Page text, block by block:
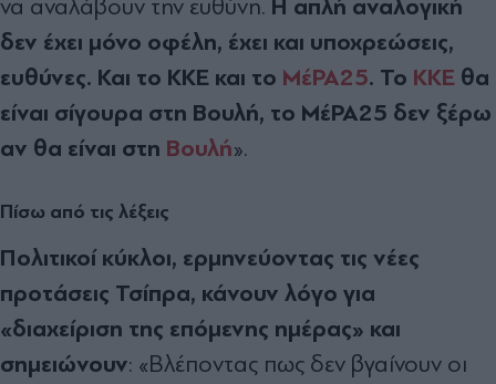
να αναλάβουν την ευθύνη. Η απλή αναλογική
δεν έχει μόνο οφέλη, έχει και υποχρεώσεις,
ευθύνες. Και το ΚΚΕ και το ΜέΡΑ25. Το ΚΚΕ θα
είναι σίγουρα στη Βουλή, το ΜέΡΑ25 δεν ξέρω
αν θα είναι στη Βουλή».
Πίσω από τις λέξεις
Πολιτικοί κύκλοι, ερμηνεύοντας τις νέες
προτάσεις Τσίπρα, κάνουν λόγο για
«διαχείριση της επόμενης ημέρας» και
σημειώνουν: «Βλέποντας πως δεν βγαίνουν οι